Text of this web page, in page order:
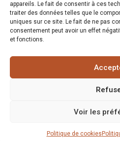
appareils. Le fait de consentir à ces
traiter des données telles que le
uniques sur ce site. Le fait de ne pas
consentement peut avoir un effet
et fonctions.
Voir les
Politique de cookies
PRÉCÉDENT
Menuiserie Gautier @2026
Radius